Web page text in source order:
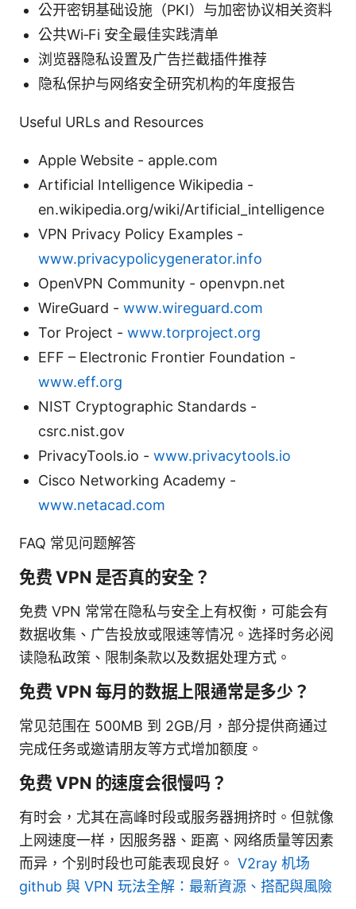
公开密钥基础设施（PKI）与加密协议相关资料
公共Wi‑Fi 安全最佳实践清单
浏览器隐私设置及广告拦截插件推荐
隐私保护与网络安全研究机构的年度报告
Useful URLs and Resources
Apple Website - apple.com
Artificial Intelligence Wikipedia -
en.wikipedia.org/wiki/Artificial_intelligence
VPN Privacy Policy Examples -
www.privacypolicygenerator.info
OpenVPN Community - openvpn.net
WireGuard - www.wireguard.com
Tor Project - www.torproject.org
EFF – Electronic Frontier Foundation -
www.eff.org
NIST Cryptographic Standards -
csrc.nist.gov
PrivacyTools.io - www.privacytools.io
Cisco Networking Academy -
www.netacad.com
FAQ 常见问题解答
免费 VPN 是否真的安全？
免费 VPN 常常在隐私与安全上有权衡，可能会有
数据收集、广告投放或限速等情况。选择时务必阅
读隐私政策、限制条款以及数据处理方式。
免费 VPN 每月的数据上限通常是多少？
常见范围在 500MB 到 2GB/月，部分提供商通过
完成任务或邀请朋友等方式增加额度。
免费 VPN 的速度会很慢吗？
有时会，尤其在高峰时段或服务器拥挤时。但就像
上网速度一样，因服务器、距离、网络质量等因素
而异，个别时段也可能表现良好。 V2ray 机场
github 與 VPN 玩法全解：最新資源、搭配與風險